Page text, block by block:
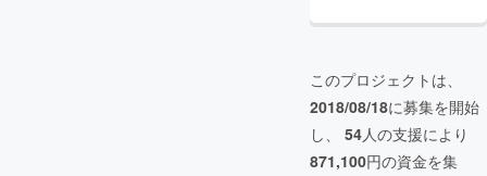
このプロジェクトは、
2018/08/18に募集を開始
し、 54人の支援により
871,100円の資金を集